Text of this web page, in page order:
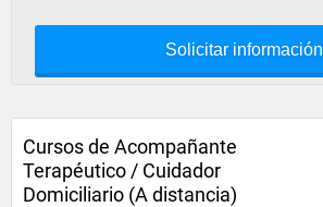
Solicitar información
Cursos de Acompañante
Terapéutico / Cuidador
Domiciliario (A distancia)